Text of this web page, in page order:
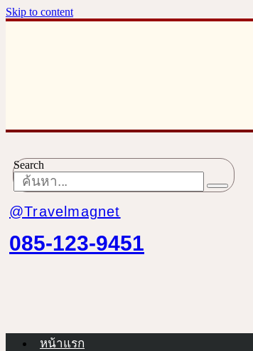
Skip to content
Search
@Travelmagnet
085-123-9451
หน้าแรก